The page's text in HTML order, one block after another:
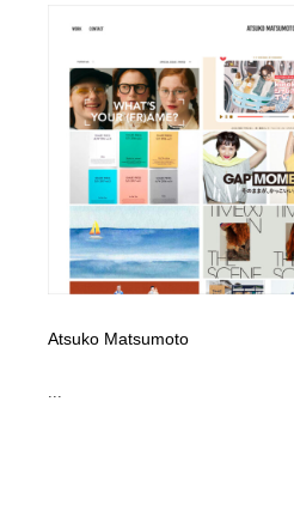
Atsuko Matsumoto
...